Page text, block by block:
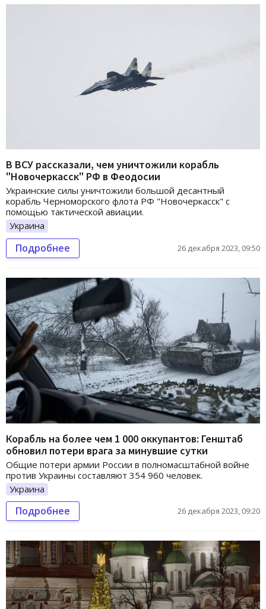
В ВСУ рассказали, чем уничтожили корабль
"Новочеркасск" РФ в Феодосии
Украинские силы уничтожили большой десантный
корабль Черноморского флота РФ "Новочеркасск" с
помощью тактической авиации.
Украина
Подробнее 26 декабря 2023, 09:50
Корабль на более чем 1 000 оккупантов: Генштаб
обновил потери врага за минувшие сутки
Общие потери армии России в полномасштабной войне
против Украины составляют 354 960 человек.
Украина
Подробнее 26 декабря 2023, 09:20